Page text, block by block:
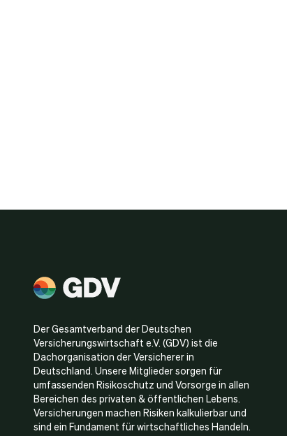
Der Gesamtverband der Deutschen
Versicherungswirtschaft e.V. (GDV) ist die
Dachorganisation der Versicherer in
Deutschland. Unsere Mitglieder sorgen für
umfassenden Risikoschutz und Vorsorge in allen
Bereichen des privaten & öffentlichen Lebens.
Versicherungen machen Risiken kalkulierbar und
sind ein Fundament für wirtschaftliches Handeln.